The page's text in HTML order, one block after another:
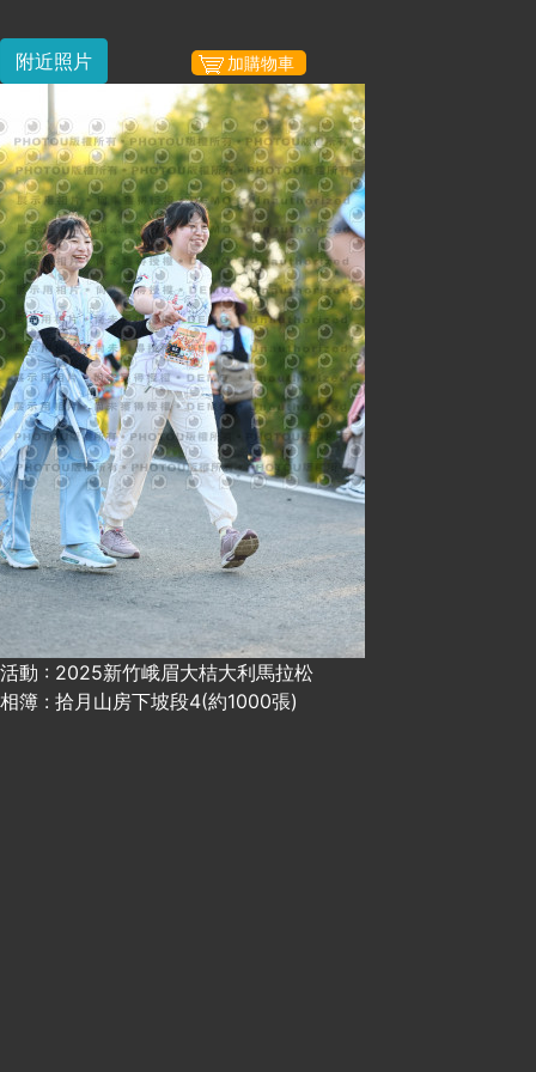
附近照片 加購物車
活動 : 2025新竹峨眉大桔大利馬拉松
相簿 : 拾月山房下坡段4(約1000張)